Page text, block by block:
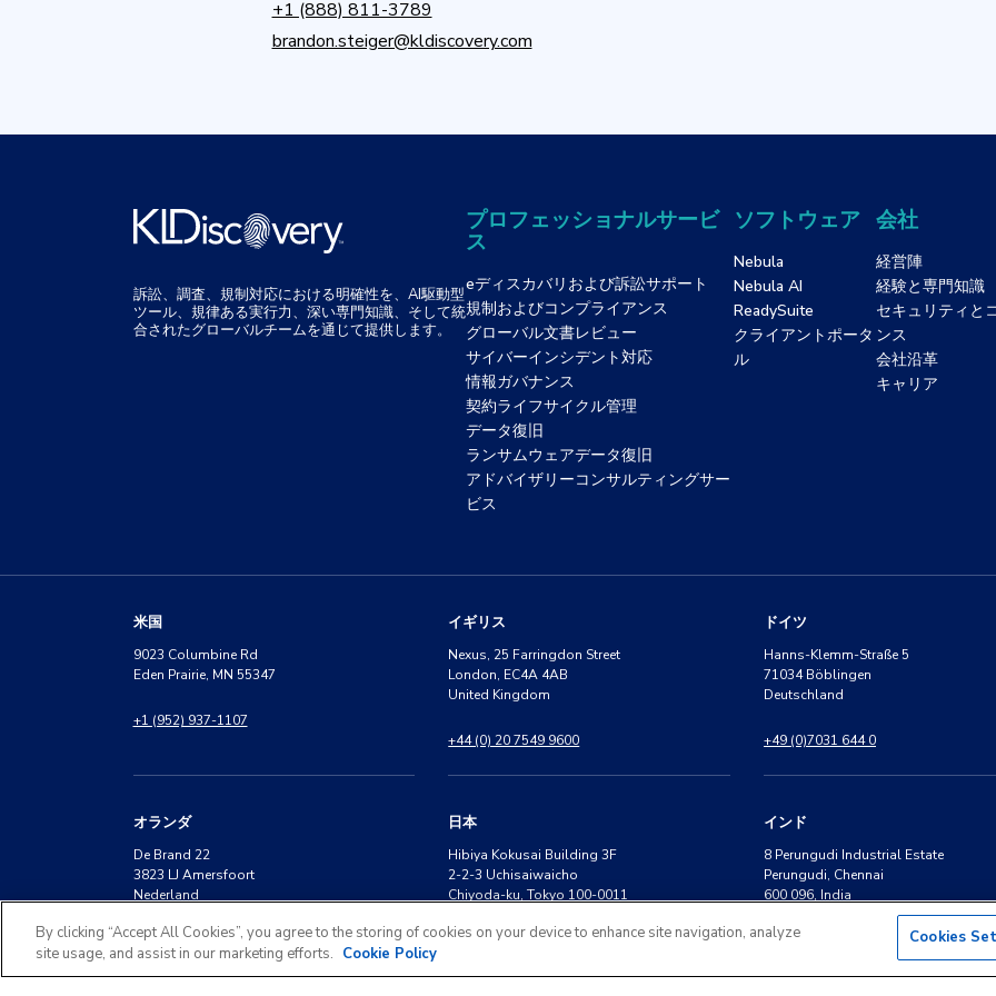
+1 (888) 811-3789
brandon.steiger@kldiscovery.com
訴訟、調査、規制対応における明確性を、AI駆動型
ツール、規律ある実行力、深い専門知識、そして統
合されたグローバルチームを通じて提供します。
プロフェッショナルサービ
ス
eディスカバリおよび訴訟サポート
規制およびコンプライアンス
グローバル文書レビュー
サイバーインシデント対応
情報ガバナンス
契約ライフサイクル管理
データ復旧
ランサムウェアデータ復旧
アドバイザリーコンサルティングサー
ビス
ソフトウェア
Nebula
Nebula AI
ReadySuite
クライアントポータ
ル
会社
経営陣
経験と専門知識
セキュリティと
ンス
会社沿革
キャリア
米国
9023 Columbine Rd
Eden Prairie, MN 55347
+1 (952) 937-1107
イギリス
Nexus, 25 Farringdon Street
London, EC4A 4AB
United Kingdom
+44 (0) 20 7549 9600
ドイツ
Hanns-Klemm-Straße 5
71034 Böblingen
Deutschland
+49 (0)7031 644 0
オランダ
De Brand 22
3823 LJ Amersfoort
Nederland
+31 (0) 20 30 13 300
日本
Hibiya Kokusai Building 3F
2-2-3 Uchisaiwaicho
Chiyoda-ku, Tokyo 100-0011
+81 (0)3 4540 5700
インド
8 Perungudi Industrial Estate
Perungudi, Chennai
600 096, India
+91 44 2496 0050
By clicking “Accept All Cookies”, you agree to the storing of cookies on your device to enhance site navigation, analyze
site usage, and assist in our marketing efforts. Cookie Policy
Cookies